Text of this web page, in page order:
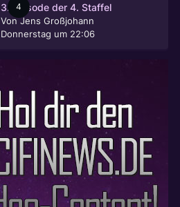
4
3. Episode der 4. Staffel
VonJens Großjohann
Donnerstag um 22:06